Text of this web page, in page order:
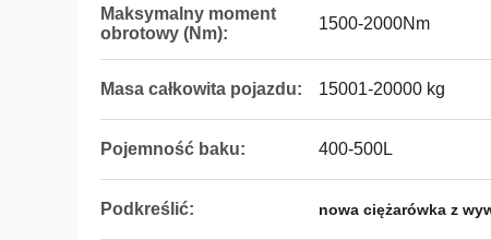
Maksymalny moment
obrotowy (Nm):
1500-2000Nm
Masa całkowita pojazdu: 15001-20000 kg
Pojemność baku: 400-500L
Podkreślić: nowa ciężarówka z